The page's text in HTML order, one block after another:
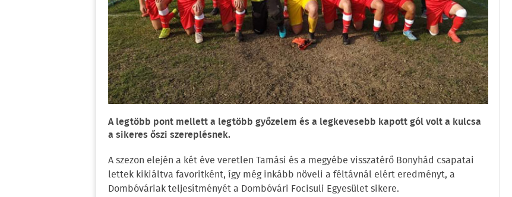
A legtöbb pont mellett a legtöbb győzelem és a legkevesebb kapott gól volt a kulcsa
a sikeres őszi szereplésnek.
A szezon elején a két éve veretlen Tamási és a megyébe visszatérő Bonyhád csapatai
lettek kikiáltva favoritként, így még inkább növeli a féltávnál elért eredményt, a
Dombóváriak teljesítményét a Dombóvári Focisuli Egyesület sikere.